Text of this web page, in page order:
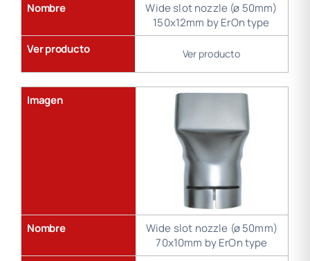
Nombre
Wide slot nozzle (ø 50mm)
150x12mm by ErOn type
Ver producto
Ver producto
Imagen
Nombre
Wide slot nozzle (ø 50mm)
70x10mm by ErOn type